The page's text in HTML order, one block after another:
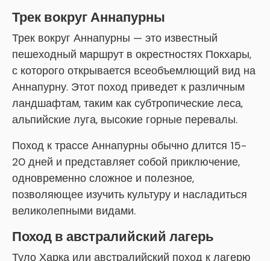
Трек вокруг Аннапурны
Трек вокруг Аннапурны — это известный
пешеходный маршрут в окрестностях Покхары,
с которого открывается всеобъемлющий вид на
Аннапурну. Этот поход приведет к различным
ландшафтам, таким как субтропические леса,
альпийские луга, высокие горные перевалы.
Поход к трассе Аннапурны обычно длится 15-
20 дней и представляет собой приключение,
одновременно сложное и полезное,
позволяющее изучить культуру и насладиться
великолепными видами.
Поход в австралийский лагерь
Туло Харка или австралийский поход к лагерю